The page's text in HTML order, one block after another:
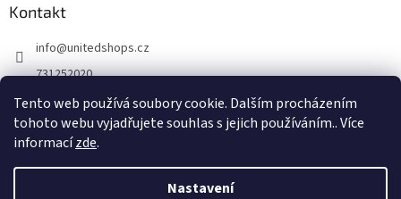
Tento web používá soubory cookie. Dalším procházením
tohoto webu vyjadřujete souhlas s jejich používáním.. Více
informacízde.
Nastavení
Kontakt
info@unitedshops.cz
731252020
https://www.fb.com/UnitedShops
UnitedShops
Vytvořil Shoptet